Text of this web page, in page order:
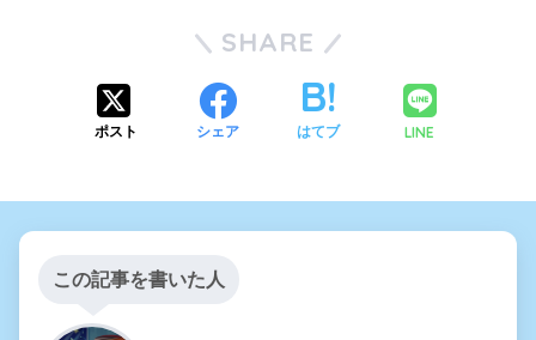
SHARE
ポスト シェア はてブ LINE
この記事を書いた人